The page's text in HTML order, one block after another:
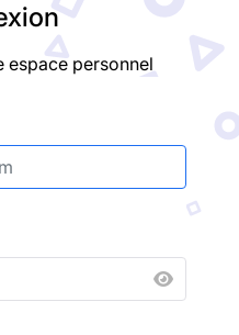
espace personnel